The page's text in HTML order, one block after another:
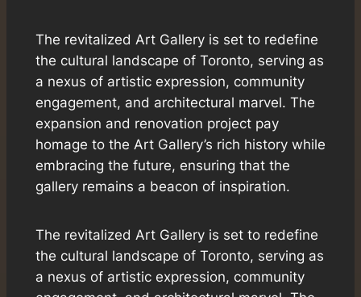
The revitalized Art Gallery is set to redefine
the cultural landscape of Toronto, serving as
a nexus of artistic expression, community
engagement, and architectural marvel. The
expansion and renovation project pay
homage to the Art Gallery’s rich history while
embracing the future, ensuring that the
gallery remains a beacon of inspiration.
The revitalized Art Gallery is set to redefine
the cultural landscape of Toronto, serving as
a nexus of artistic expression, community